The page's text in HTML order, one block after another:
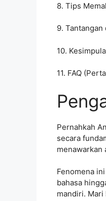
8. Tips
9.
10.
11. FAQ
Pernahkah
secara
menawarkan
Fenomena
bahasa
mandiri. Mari